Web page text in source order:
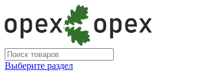
Выберите раздел